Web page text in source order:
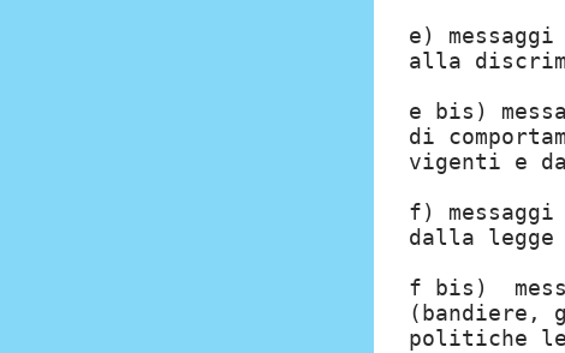
e)
alla
e bis)
di
vigenti e
f)
dalla legge
f bis)
(bandiere,
politiche